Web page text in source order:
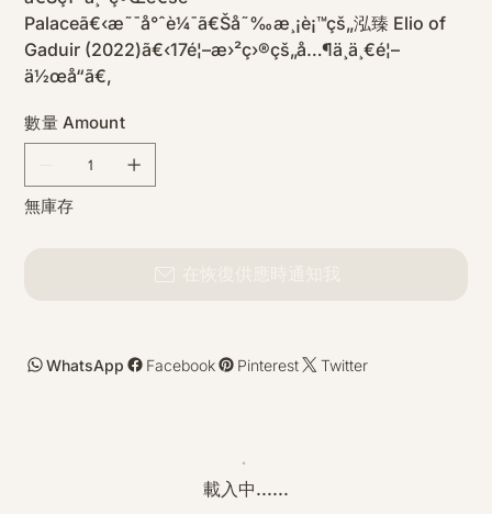
Palaceã€‹æ˜¯å°ˆè¼¯ã€Šå˜‰æ¸¡è¡™çš„泓臻 Elio of
Gaduir (2022)ã€‹17é¦–æ›²ç›®çš„å…¶ä¸­ä¸€é¦–
ä½œå“ã€‚
數量 Amount
無庫存
Facebook
WhatsApp Twitter
Pinterest
載入中......